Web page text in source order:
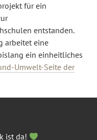
für ein
entstanden.
arbeitet eine
ein einheitliches
Umwelt-Seite der
ist da!